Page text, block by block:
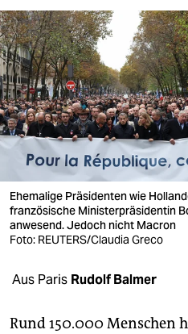
berlin
nord
wahrheit
verlag
verlag
veranstaltungen
shop
unterstützen
abo
Ehemalige Präsidenten wie
französische Ministerpräsidentin
anwesend. Jedoch nicht Macron
Foto: REUTERS/Claudia Greco
Aus Paris Rudolf Balmer
Rund 150.000 Menschen